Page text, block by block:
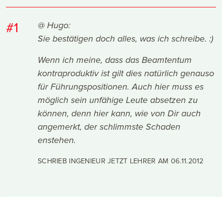
#1
@ Hugo:
Sie bestätigen doch alles, was ich schreibe. :)
Wenn ich meine, dass das Beamtentum
kontraproduktiv ist gilt dies natürlich genauso
für Führungspositionen. Auch hier muss es
möglich sein unfähige Leute absetzen zu
können, denn hier kann, wie von Dir auch
angemerkt, der schlimmste Schaden
enstehen.
SCHRIEB INGENIEUR JETZT LEHRER AM 06.11.2012